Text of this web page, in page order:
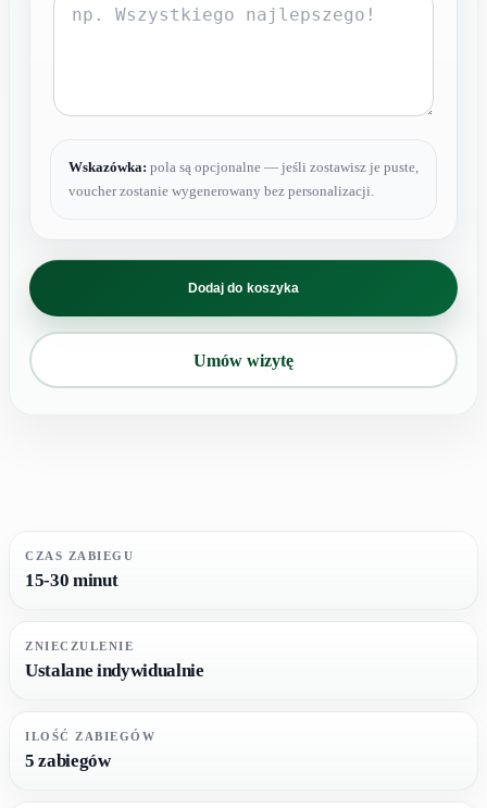
Wskazówka: pola są opcjonalne — jeśli zostawisz je puste,
voucher zostanie wygenerowany bez personalizacji.
ilość
karnet
usunięcie
od
601
do
Dodaj do koszyka
Umów wizytę
CZAS ZABIEGU
15-30 minut
ZNIECZULENIE
Ustalane indywidualnie
ILOŚĆ ZABIEGÓW
5 zabiegów